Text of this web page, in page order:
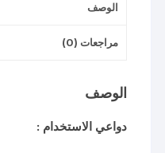
الوصف
مراجعات (0)
الوصف
دواعي الاستخدام :